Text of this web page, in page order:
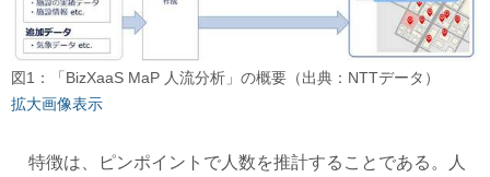
図1：「BizXaaS MaP 人流分析」の概要（出典：NTTデータ）
拡大画像表示
特徴は、ピンポイントで人数を推計することである。人